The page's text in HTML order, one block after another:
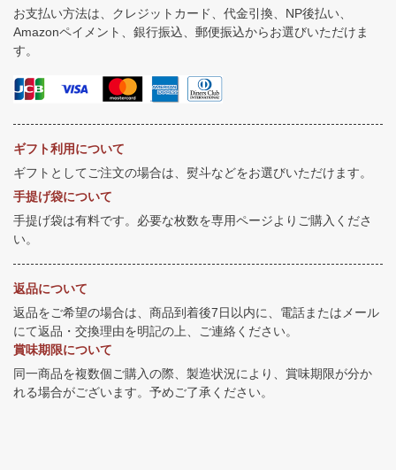
お支払い方法は、クレジットカード、代金引換、NP後払い、
Amazonペイメント、銀行振込、郵便振込からお選びいただけま
す。
ギフト利用について
ギフトとしてご注文の場合は、熨斗などをお選びいただけます。
手提げ袋について
手提げ袋は有料です。必要な枚数を専用ページよりご購入くださ
い。
返品について
返品をご希望の場合は、商品到着後7日以内に、電話またはメール
にて返品・交換理由を明記の上、ご連絡ください。
賞味期限について
同一商品を複数個ご購入の際、製造状況により、賞味期限が分か
れる場合がございます。予めご了承ください。